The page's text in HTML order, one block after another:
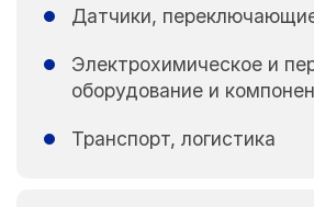
Датчики,
Электрохимическое и
оборудование и
Транспорт, логистика